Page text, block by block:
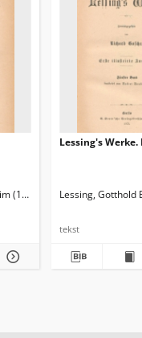
1888). Tł.
(1729-1781) Gosche,
Lessing's Werke.
Lessing, Gotthold
tekst